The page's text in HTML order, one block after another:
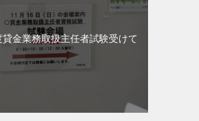
金業務取扱主任者試験受けて